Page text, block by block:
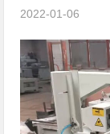
2022-01-06